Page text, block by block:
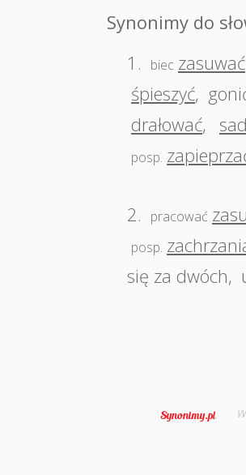
Synonimy do
1.
biec zasuwać
śpieszyć,
drałować,
posp.
2. pracować
posp.
się za dwóch,